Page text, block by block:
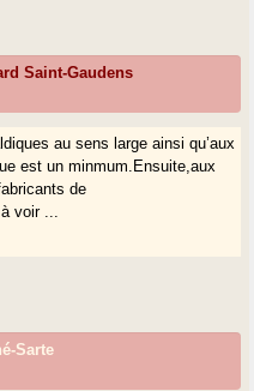
Saint-Gaudens
au sens large ainsi qu’aux
est un minmum.Ensuite,aux
de
voir ...
Sarte